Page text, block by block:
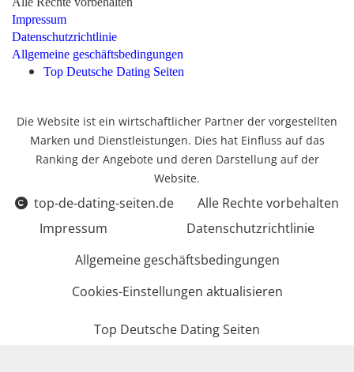
Impressum
Datenschutzrichtlinie
Allgemeine geschäftsbedingungen
Top Deutsche Dating Seiten
Die Website ist ein wirtschaftlicher Partner der vorgestellten
Marken und Dienstleistungen. Dies hat Einfluss auf das
Ranking der Angebote und deren Darstellung auf der
Website.
top-de-dating-seiten.de
Alle Rechte vorbehalten
Impressum
Datenschutzrichtlinie
Allgemeine geschäftsbedingungen
Cookies-Einstellungen aktualisieren
Top Deutsche Dating Seiten